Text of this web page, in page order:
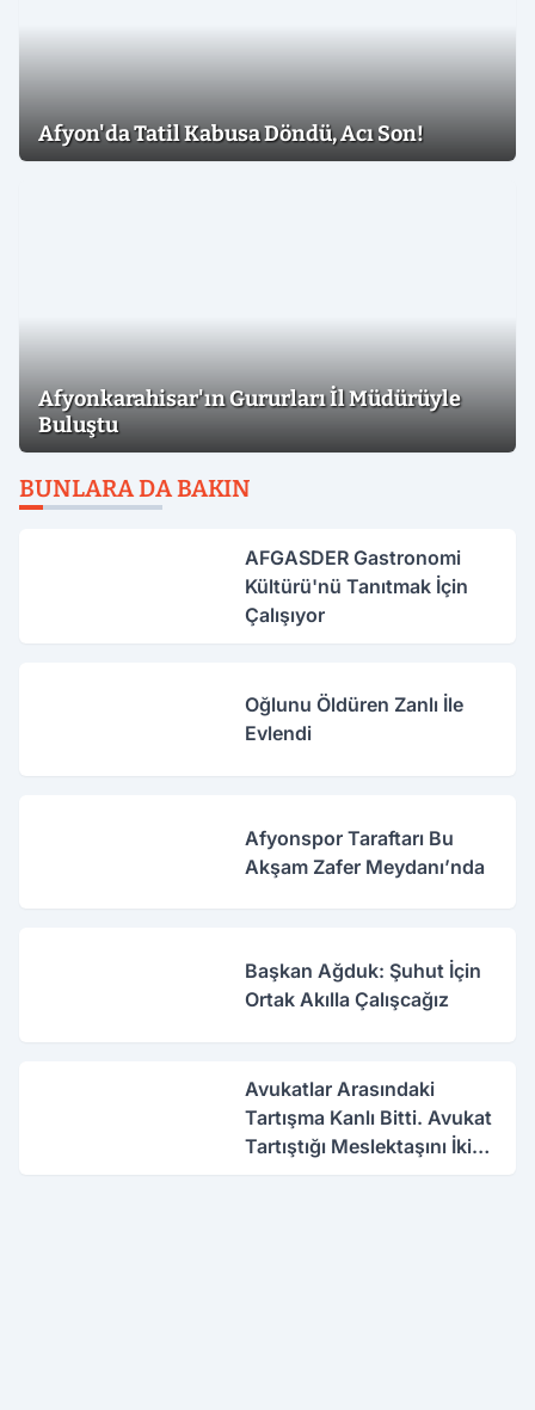
Afyon'da Tatil Kabusa Döndü, Acı Son!
Afyonkarahisar'ın Gururları İl Müdürüyle
Buluştu
BUNLARA DA BAKIN
AFGASDER Gastronomi
Kültürü'nü Tanıtmak İçin
Çalışıyor
Oğlunu Öldüren Zanlı İle
Evlendi
Afyonspor Taraftarı Bu
Akşam Zafer Meydanı’nda
Başkan Ağduk: Şuhut İçin
Ortak Akılla Çalışcağız
Avukatlar Arasındaki
Tartışma Kanlı Bitti. Avukat
Tartıştığı Meslektaşını İki